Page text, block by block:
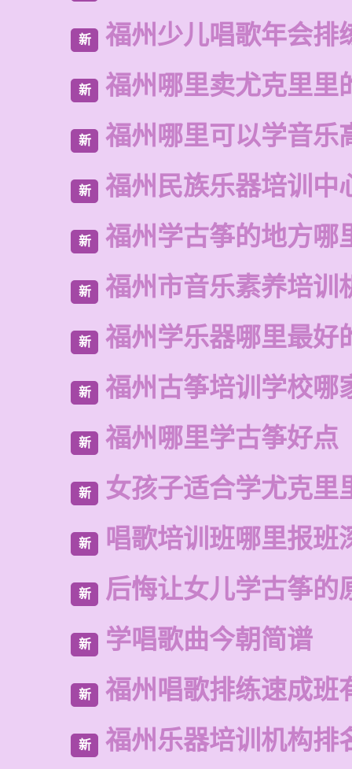
新 福州少儿唱歌年会排
新 福州哪里卖尤克里里
新 福州哪里可以学音乐
新 福州民族乐器培训中
新 福州学古筝的地方哪
新 福州市音乐素养培训
新 福州学乐器哪里最好
新 福州古筝培训学校哪
新 福州哪里学古筝好点
新 女孩子适合学尤克里
新 唱歌培训班哪里报班
新 后悔让女儿学古筝的
新 学唱歌曲今朝简谱
新 福州唱歌排练速成班
新 福州乐器培训机构排